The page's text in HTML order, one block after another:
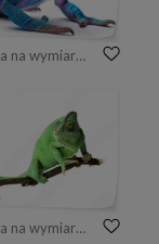
Fototapeta na wymiar Blue lizard Panther chameleon isolated on white background
Fototapeta na wymiar Śliczny zielony kameleon na gałąź przeciw białemu tłu